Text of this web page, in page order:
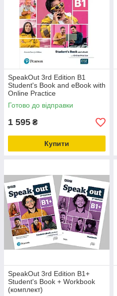
SpeakOut 3rd Edition B1
Student's Book and eBook with
Online Practice
Готово до відправки
1 595 ₴
Купити
SpeakOut 3rd Edition B1+
Student's Book + Workbook
(комплект)